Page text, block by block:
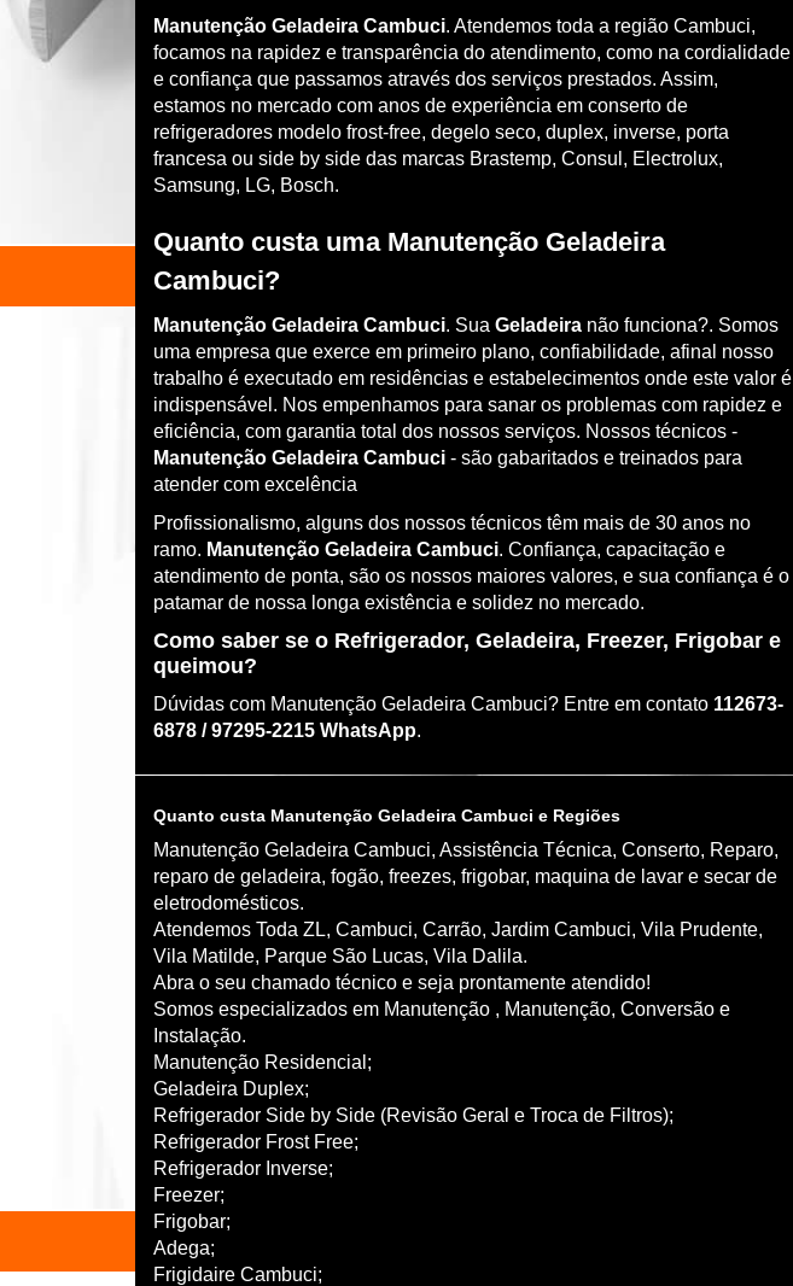
Manutenção Geladeira Cambuci. Atendemos toda a região Cambuci,
focamos na rapidez e transparência do atendimento, como na cordialidade
e confiança que passamos através dos serviços prestados. Assim,
estamos no mercado com anos de experiência em conserto de
refrigeradores modelo frost-free, degelo seco, duplex, inverse, porta
francesa ou side by side das marcas Brastemp, Consul, Electrolux,
Samsung, LG, Bosch.
Quanto custa uma Manutenção Geladeira
Cambuci?
Manutenção Geladeira Cambuci. Sua Geladeira não funciona?. Somos
uma empresa que exerce em primeiro plano, confiabilidade, afinal nosso
trabalho é executado em residências e estabelecimentos onde este valor é
indispensável. Nos empenhamos para sanar os problemas com rapidez e
eficiência, com garantia total dos nossos serviços. Nossos técnicos -
Manutenção Geladeira Cambuci - são gabaritados e treinados para
atender com excelência
Profissionalismo, alguns dos nossos técnicos têm mais de 30 anos no
ramo. Manutenção Geladeira Cambuci. Confiança, capacitação e
atendimento de ponta, são os nossos maiores valores, e sua confiança é o
patamar de nossa longa existência e solidez no mercado.
Como saber se o Refrigerador, Geladeira, Freezer, Frigobar e
queimou?
Dúvidas com Manutenção Geladeira Cambuci? Entre em contato 112673-
6878 / 97295-2215 WhatsApp.
Quanto custa Manutenção Geladeira Cambuci e Regiões
Manutenção Geladeira Cambuci, Assistência Técnica, Conserto, Reparo,
reparo de geladeira, fogão, freezes, frigobar, maquina de lavar e secar de
eletrodomésticos.
Atendemos Toda ZL, Cambuci, Carrão, Jardim Cambuci, Vila Prudente,
Vila Matilde, Parque São Lucas, Vila Dalila.
Abra o seu chamado técnico e seja prontamente atendido!
Somos especializados em Manutenção , Manutenção, Conversão e
Instalação.
Manutenção Residencial;
Geladeira Duplex;
Refrigerador Side by Side (Revisão Geral e Troca de Filtros);
Refrigerador Frost Free;
Refrigerador Inverse;
Freezer;
Frigobar;
Adega;
Frigidaire Cambuci;